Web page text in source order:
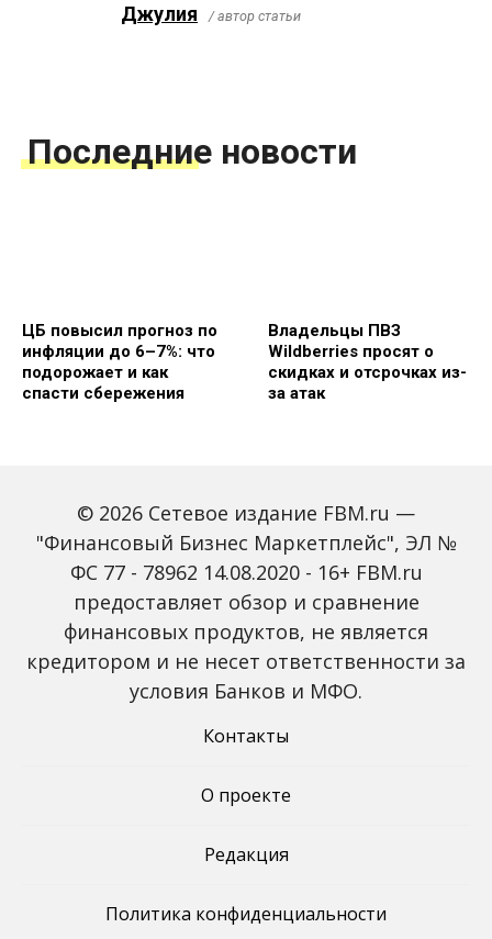
Джулия / автор статьи
Последние новости
ЦБ повысил прогноз по
инфляции до 6–7%: что
подорожает и как
спасти сбережения
Владельцы ПВЗ
Wildberries просят о
скидках и отсрочках из-
за атак
Объем наличных у
россиян в июле вырос
на 43%: что стоит за
рекордным спросом на
С 2027 года ИНН станет
банковских счетов
россиян: что изменится
© 2026 Сетевое издание FBM.ru —
"Финансовый Бизнес Маркетплейс", ЭЛ №
ФС 77 - 78962 14.08.2020 - 16+ FBM.ru
предоставляет обзор и сравнение
финансовых продуктов, не является
кредитором и не несет ответственности за
условия Банков и МФО.
Контакты
О проекте
Редакция
Политика конфиденциальности